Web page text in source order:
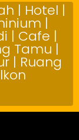
| Hotel |
|
| Cafe |
Tamu |
| Ruang